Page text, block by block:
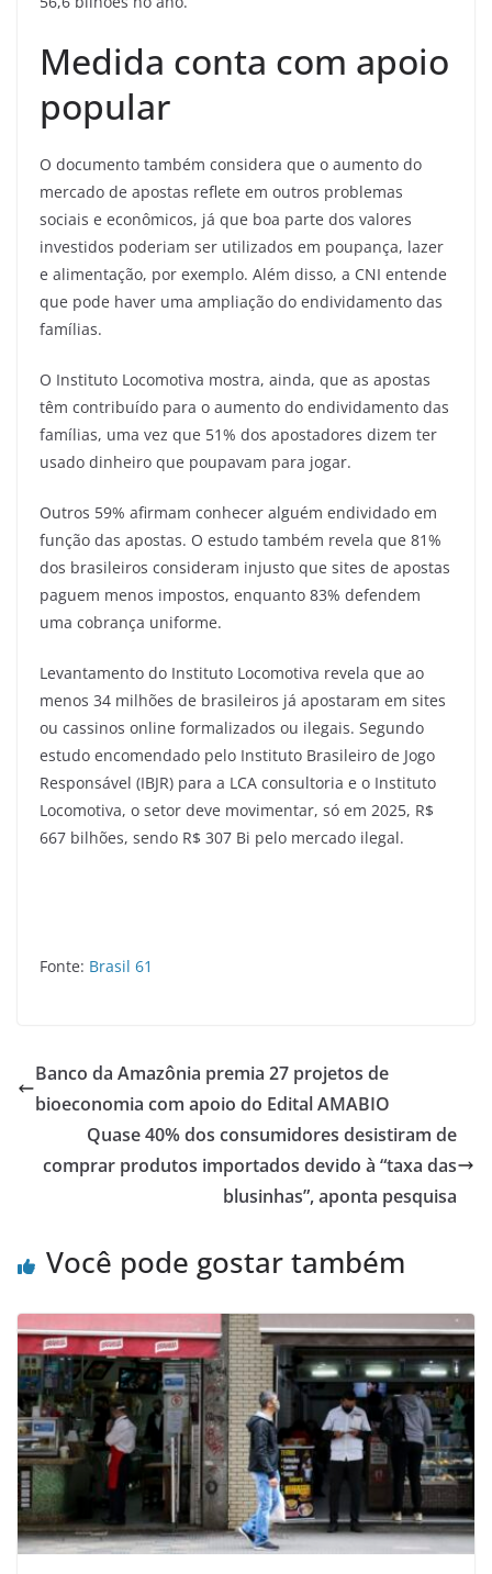
Medida conta com apoio
popular
O documento também considera que o aumento do
mercado de apostas reflete em outros problemas
sociais e econômicos, já que boa parte dos valores
investidos poderiam ser utilizados em poupança, lazer
e alimentação, por exemplo. Além disso, a CNI entende
que pode haver uma ampliação do endividamento das
famílias.
O Instituto Locomotiva mostra, ainda, que as apostas
têm contribuído para o aumento do endividamento das
famílias, uma vez que 51% dos apostadores dizem ter
usado dinheiro que poupavam para jogar.
Outros 59% afirmam conhecer alguém endividado em
função das apostas. O estudo também revela que 81%
dos brasileiros consideram injusto que sites de apostas
paguem menos impostos, enquanto 83% defendem
uma cobrança uniforme.
Levantamento do Instituto Locomotiva revela que ao
menos 34 milhões de brasileiros já apostaram em sites
ou cassinos online formalizados ou ilegais. Segundo
estudo encomendado pelo Instituto Brasileiro de Jogo
Responsável (IBJR) para a LCA consultoria e o Instituto
Locomotiva, o setor deve movimentar, só em 2025, R$
667 bilhões, sendo R$ 307 Bi pelo mercado ilegal.
Fonte: Brasil 61
Banco da Amazônia premia 27 projetos de
bioeconomia com apoio do Edital AMABIO
Quase 40% dos consumidores desistiram de
comprar produtos importados devido à “taxa das
blusinhas”, aponta pesquisa
Você pode gostar também